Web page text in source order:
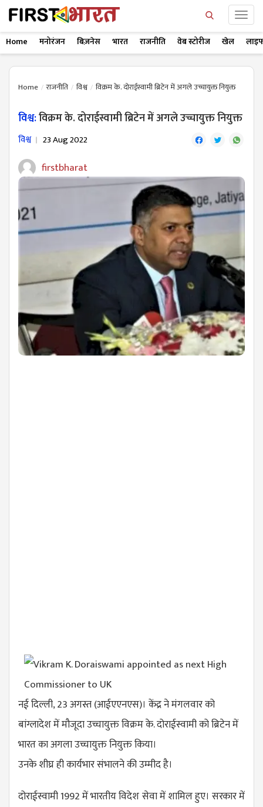
Home मनोरंजन बिज़नेस भारत राजनीति वेब स्टोरीज खेल
Home राजनीति विश्व विक्रम के. दोराईस्वामी ब्रिटेन में अगले उच्चायुक्त नियुक्त
विश्व:विक्रम के. दोराईस्वामी ब्रिटेन में अगले उच्चायुक्त नियुक्त
विश्व 23 Aug 2022
firstbharat
नई दिल्ली, 23 अगस्त (आईएएनएस)। केंद्र ने मंगलवार को
बांग्लादेश में मौजूदा उच्चायुक्त विक्रम के. दोराईस्वामी को ब्रिटेन में
भारत का अगला उच्चायुक्त नियुक्त किया।
उनके शीघ्र ही कार्यभार संभालने की उम्मीद है।
दोराईस्वामी 1992 में भारतीय विदेश सेवा में शामिल हुए। सरकार में